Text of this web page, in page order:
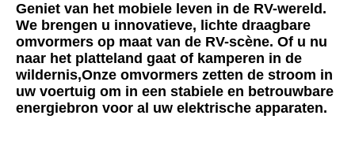
Geniet van het mobiele leven in de RV-wereld.
We brengen u innovatieve, lichte draagbare
omvormers op maat van de RV-scène. Of u nu
naar het platteland gaat of kamperen in de
wildernis,Onze omvormers zetten de stroom in
uw voertuig om in een stabiele en betrouwbare
energiebron voor al uw elektrische apparaten.